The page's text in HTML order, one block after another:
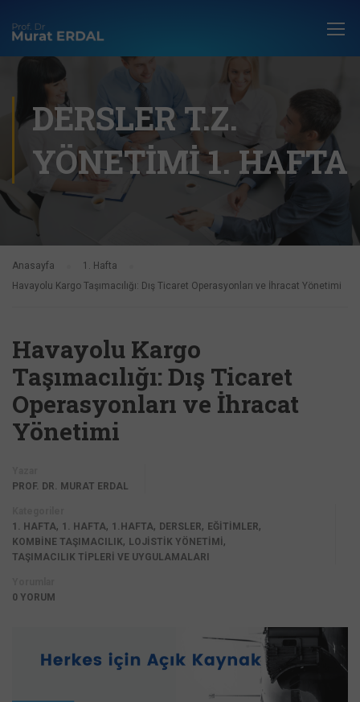
DERSLER T.Z.
YÖNETIMI 1. HAFTA
Anasayfa
1. Hafta
Havayolu Kargo Taşımacılığı: Dış Ticaret Operasyonları ve İhracat Yönetimi
Havayolu Kargo
Taşımacılığı: Dış Ticaret
Operasyonları ve İhracat
Yönetimi
PROF. DR. MURAT ERDAL
1. HAFTA, 1. HAFTA, 1.HAFTA, DERSLER, EĞİTİMLER,
KOMBINE TAŞIMACILIK, LOJISTIK YÖNETIMI ,
TAŞIMACILIK TIPLERI VE UYGULAMALARI
0 YORUM